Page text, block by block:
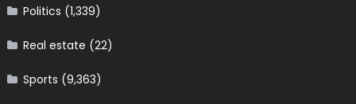
Politics (1,339)
Real estate (22)
Sports (9,363)